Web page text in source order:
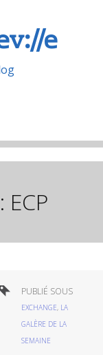
e
ECP
PUBLIÉ SOUS
EXCHANGE, LA
GALÈRE DE LA
SEMAINE